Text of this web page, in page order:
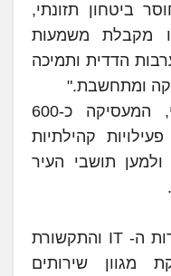
ביטחון תזונתי,
מקבלת משמעות
הדדית ותמיכה
ומתחשבת."
לאורך השנה בזק בינלאומי, המעסיקה כ-600
קהילתיות
תושבי העיר
בזק בינלאומי היא אחת מחברות ה- IT והתקשורת
מגוון שירותים